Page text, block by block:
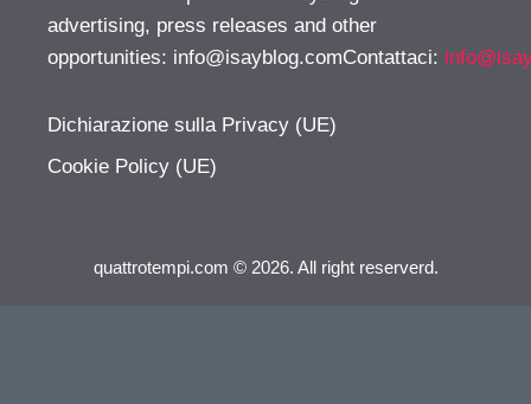
advertising, press releases and other
opportunities: info@isayblog.comContattaci:
Dichiarazione sulla Privacy (UE)
Cookie Policy (UE)
quattrotempi.com © 2026. All right reserverd.